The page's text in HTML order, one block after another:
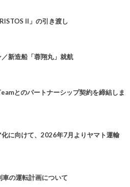
II」の引き渡し
新造船「蓉翔丸」就航
とのパートナーシップ契約を締結しま
化に向けて、2026年7月よりヤマト運輸
の運転計画について